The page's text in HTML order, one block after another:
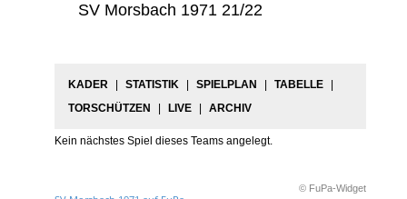
SV Morsbach 1971 21/22
KADER STATISTIK SPIELPLAN TABELLE
TORSCHÜTZEN
LIVE ARCHIV
Kein nächstes Spiel dieses Teams angelegt.
© FuPa-Widget